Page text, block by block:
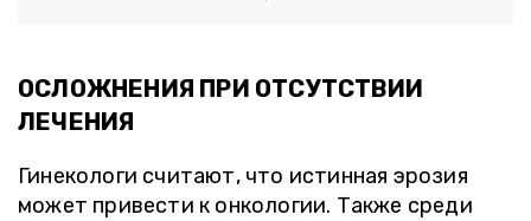
ОСЛОЖНЕНИЯ ПРИ ОТСУТСТВИИ
ЛЕЧЕНИЯ
Гинекологи считают, что истинная эрозия
может привести к онкологии. Также среди